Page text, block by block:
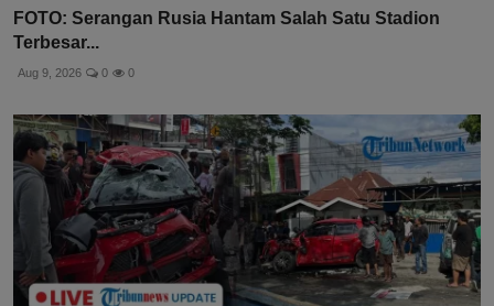
FOTO: Serangan Rusia Hantam Salah Satu Stadion
Terbesar...
Aug 9, 2026 0 0